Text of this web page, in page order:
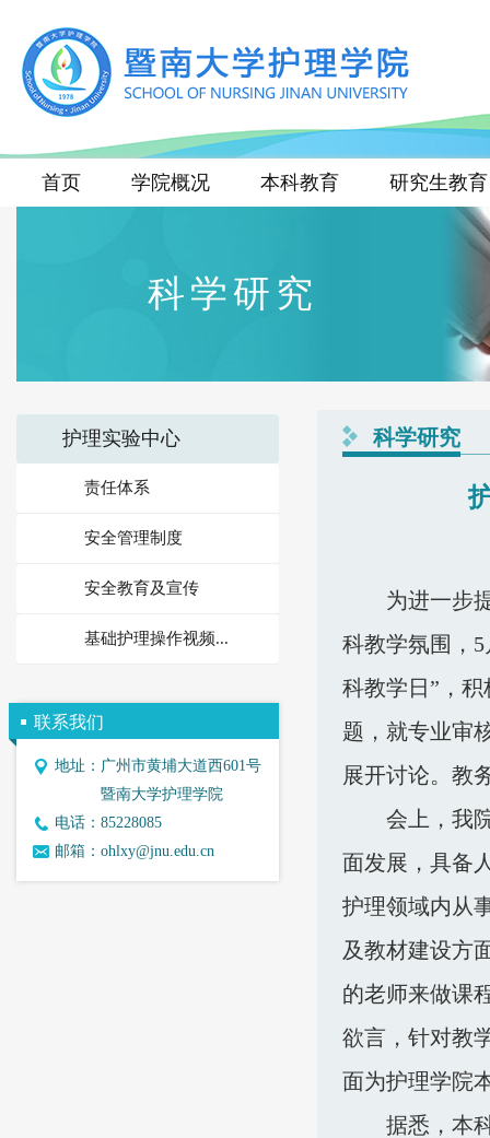
首页 学院概况 本科教育 研究生教育
科学研究
护理实验中心
责任体系
安全管理制度
安全教育及宣传
基础护理操作视频...
联系我们
地址： 广州市黄埔大道西601号
暨南大学护理学院
电话： 85228085
邮箱： ohlxy@jnu.edu.cn
科学研究
为进一步
科教学氛围，
科教学日”，
题，就专业审
展开讨论。教
会上，我
面发展，具备
护理领域内从
及教材建设方
的老师来做课
欲言，针对教
面为护理学院
据悉，本